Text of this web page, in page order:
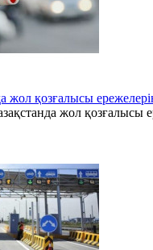
жол қозғалысы
жол қозғалысы